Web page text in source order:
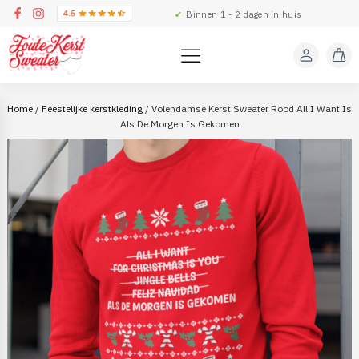
✔ Binnen 1 - 2 dagen in huis
Home / Feestelijke kerstkleding / Volendamse Kerst Sweater Rood All I Want Is
Als De Morgen Is Gekomen